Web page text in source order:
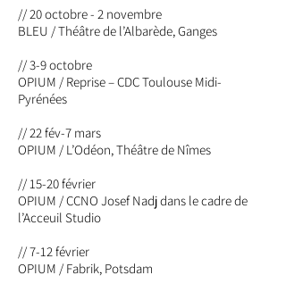
// 20 octobre - 2 novembre
BLEU / Théâtre de l’Albarède, Ganges
// 3-9 octobre
OPIUM / Reprise – CDC Toulouse Midi-
Pyrénées
// 22 fév-7 mars
OPIUM / L’Odéon, Théâtre de Nîmes
// 15-20 février
OPIUM / CCNO Josef Nadj dans le cadre de
l’Acceuil Studio
// 7-12 février
OPIUM / Fabrik, Potsdam